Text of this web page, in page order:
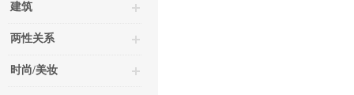
建筑
两性关系
时尚/美妆